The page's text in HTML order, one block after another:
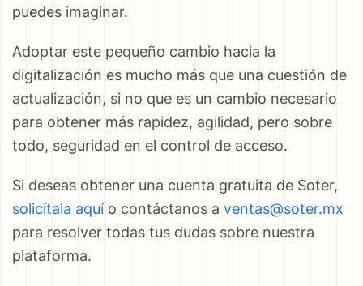
puedes imaginar.
Adoptar este pequeño cambio hacia la
digitalización es mucho más que una cuestión de
actualización, si no que es un cambio necesario
para obtener más rapidez, agilidad, pero sobre
todo, seguridad en el control de acceso.
Si deseas obtener una cuenta gratuita de Soter,
solicítala aquío contáctanos a ventas@soter.mx
para resolver todas tus dudas sobre nuestra
plataforma.